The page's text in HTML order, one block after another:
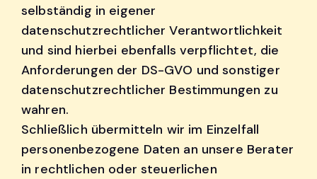
selbständig in eigener
datenschutzrechtlicher Verantwortlichkeit
und sind hierbei ebenfalls verpflichtet, die
Anforderungen der DS-GVO und sonstiger
datenschutzrechtlicher Bestimmungen zu
wahren.
Schließlich übermitteln wir im Einzelfall
personenbezogene Daten an unsere Berater
in rechtlichen oder steuerlichen